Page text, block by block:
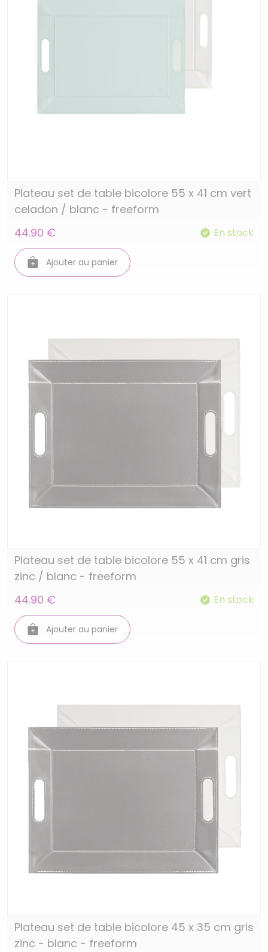
Plateau set de table bicolore 55 x 41 cm vert
celadon / blanc - freeform
44.90 €
En stock
Ajouter au panier
Plateau set de table bicolore 55 x 41 cm gris
zinc / blanc - freeform
44.90 €
En stock
Ajouter au panier
Plateau set de table bicolore 45 x 35 cm gris
zinc - blanc - freeform